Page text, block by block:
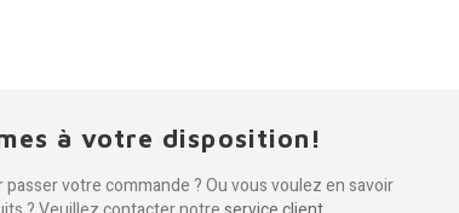
à votre disposition!
passer votre commande ? Ou vous voulez en savoir